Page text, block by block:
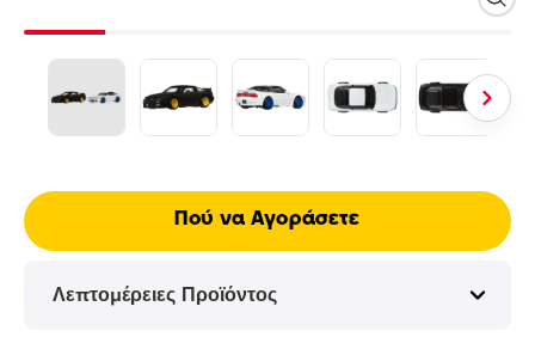
Πού να Αγοράσετε
Λεπτομέρειες Προϊόντος